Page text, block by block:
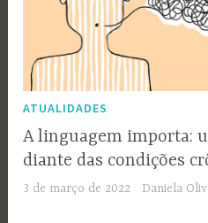
ATUALIDADES
A linguagem importa:
diante das condições
3 de março de 2022 Daniela